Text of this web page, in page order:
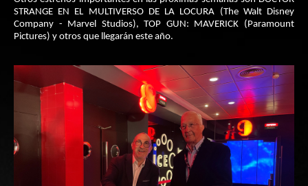
STRANGE EN EL MULTIVERSO DE LA LOCURA (The Walt Disney
Company - Marvel Studios), TOP GUN: MAVERICK (Paramount
Pictures) y otros que llegarán este año.